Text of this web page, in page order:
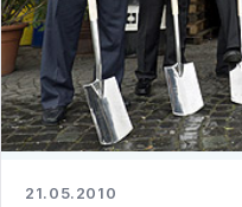
21.05.2010